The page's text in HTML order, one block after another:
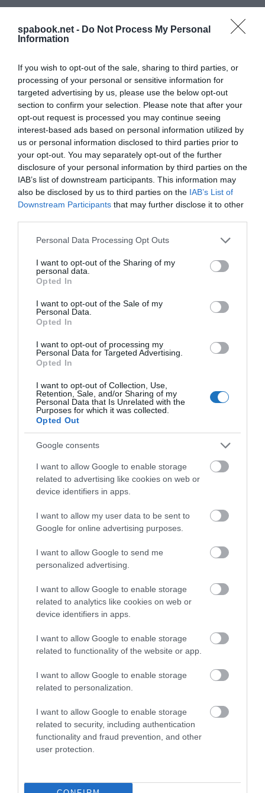
spabook.net - Do Not Process My Personal
Information
If you wish to opt-out of the sale, sharing to third parties, or
processing of your personal or sensitive information for
targeted advertising by us, please use the below opt-out
section to confirm your selection. Please note that after your
opt-out request is processed you may continue seeing
interest-based ads based on personal information utilized by
us or personal information disclosed to third parties prior to
your opt-out. You may separately opt-out of the further
disclosure of your personal information by third parties on the
IAB’s list of downstream participants. This information may
also be disclosed by us to third parties on the IAB’s List of
Downstream Participants that may further disclose it to other
Please note that this website/app uses one or more Google
not limited to your visit or usage behaviour. You may click to
grant or deny consent to Google and its third-party tags to
use your data for below specified purposes in below Google
consent section.
Personal Data Processing Opt Outs
I want to opt-out of the Sharing of my
personal data.
Opted In
I want to opt-out of the Sale of my
Personal Data.
Opted In
I want to opt-out of processing my
Personal Data for Targeted Advertising.
Opted In
I want to opt-out of Collection, Use,
Retention, Sale, and/or Sharing of my
Personal Data that Is Unrelated with the
Purposes for which it was collected.
Opted Out
Google consents
I want to allow Google to enable storage
related to advertising like cookies on web or
device identifiers in apps.
I want to allow my user data to be sent to
Google for online advertising purposes.
I want to allow Google to send me
personalized advertising.
I want to allow Google to enable storage
related to analytics like cookies on web or
device identifiers in apps.
I want to allow Google to enable storage
related to functionality of the website or app.
I want to allow Google to enable storage
related to personalization.
I want to allow Google to enable storage
related to security, including authentication
functionality and fraud prevention, and other
user protection.
A DZT annak érdekében, hogy még jobban kihasználja
ezen piaci szegmens lehetőségiet, 2023-ban a
Izraelben végzet exkluzív felméréssel vizsgálta meg
az értékalapú közegeket a városi utazásokkal
kapcsolatban. Mindezeken a küldőpiacokon azon
személyek 35 százaléka, akik különösen magas
érdeklődést mutatnak a városi utazások iránt, már
üdült Németországban, további 34 százalékuk jól
ismeri, míg 31 százalékuk ismeri Németországot
üdülési desztinációként.
A városi utazások iránt érdeklődők közege átlagon
felül a fiatalabb korcsoporthoz tartozik és magasabb
végzettséggel rendelkezik. Az Intellectuals, a
Progressive Realists Sinus-közegek nagy
nyitottsággal rendelkeznek a városi környezet új
trendjei és a modernizáció iránt.
Átlagon felüli érdeklődés a kultúra iránt
Németország széles kulturális kínálata iránt sokkal
inkább érdeklődnek a városi utazók, mint a
németországi üdülők összessége. Különösen
szignifikáns különbségeket mutat a Qualitätsmonitor
Deutschlandtourismus a látványosságok, múzeumok,
kiállítások látogatásánál, illetve a vezetett
városnéző túráknál.
„Stay a little bit longer” – a városokban és
vidéken
Az IPK International World Travel Monitor 2023-as
értékelése szerint, amely a DZT megbízásából
készült 27 országban, a németországi utazók 93
százaléka érdekesnek tartja a városi utazás
inkább a városra fokuszálna, 21 százalékuk a
természetre és 37 százalékuk a városra és a
A DZT „Stay a little bit longer” kezdeményezésével
célzottan reklámozza a nemzetközi vendégek
németországi tartózkodásának meghosszabbítását a
Ezáltal a kampány aktívan hozzájárul a környezet- és
klímabarát utazáshoz, ezen felül pedig növeli az
utazások gazdasági értékteremtését, illetve erősíti a